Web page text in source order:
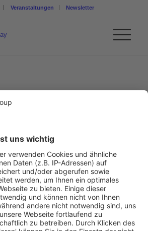
Veranstaltungen Newsletter
von: